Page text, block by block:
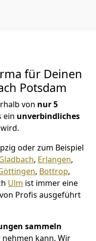
für Deinen
Potsdam
von nur 5
ein unverbindliches
oder zum Beispiel
, Erlangen,
, Bottrop,
Ulm ist immer eine
Profis ausgeführt
sammeln
kann. Wir